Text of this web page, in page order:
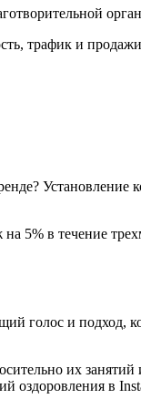
трафик и
на 5% в течение
голос и подход,
их занятий
оздоровления в